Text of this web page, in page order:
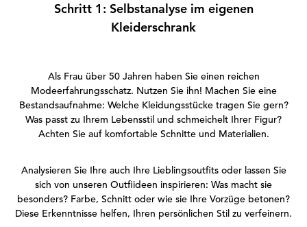
Schritt 1: Selbstanalyse im eigenen
Kleiderschrank
Als Frau über 50 Jahren haben Sie einen reichen
Modeerfahrungsschatz. Nutzen Sie ihn! Machen Sie eine
Bestandsaufnahme: Welche Kleidungsstücke tragen Sie gern?
Was passt zu Ihrem Lebensstil und schmeichelt Ihrer Figur?
Achten Sie auf komfortable Schnitte und Materialien.
Analysieren Sie Ihre auch Ihre Lieblingsoutfits oder lassen Sie
sich von unseren Outfiideen inspirieren: Was macht sie
besonders? Farbe, Schnitt oder wie sie Ihre Vorzüge betonen?
Diese Erkenntnisse helfen, Ihren persönlichen Stil zu verfeinern.